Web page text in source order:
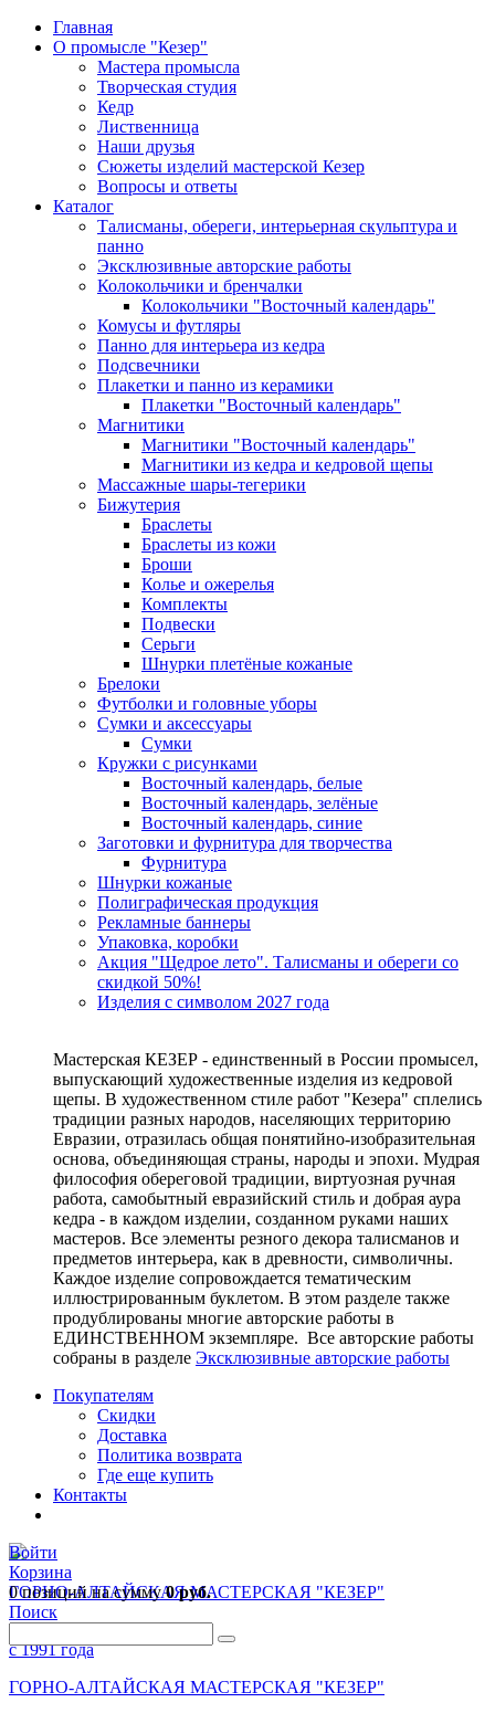
Главная
О промысле "Кезер"
Мастера промысла
Творческая студия
Кедр
Лиственница
Наши друзья
Сюжеты изделий мастерской Кезер
Вопросы и ответы
Каталог
Талисманы, обереги, интерьерная скульптура и
панно
Эксклюзивные авторские работы
Колокольчики и бренчалки
Колокольчики "Восточный календарь"
Комусы и футляры
Панно для интерьера из кедра
Подсвечники
Плакетки и панно из керамики
Плакетки "Восточный календарь"
Магнитики
Магнитики "Восточный календарь"
Магнитики из кедра и кедровой щепы
Массажные шары-тегерики
Бижутерия
Браслеты
Браслеты из кожи
Броши
Колье и ожерелья
Комплекты
Подвески
Серьги
Шнурки плетёные кожаные
Брелоки
Футболки и головные уборы
Сумки и аксессуары
Сумки
Кружки с рисунками
Восточный календарь, белые
Восточный календарь, зелёные
Восточный календарь, синие
Заготовки и фурнитура для творчества
Фурнитура
Шнурки кожаные
Полиграфическая продукция
Рекламные баннеры
Упаковка, коробки
Акция "Щедрое лето". Талисманы и обереги со
скидкой 50%!
Изделия с символом 2027 года
Мастерская КЕЗЕР - единственный в России промысел,
выпускающий художественные изделия из кедровой
щепы. В художественном стиле работ "Кезера" сплелись
традиции разных народов, населяющих территорию
Евразии, отразилась общая понятийно-изобразительная
основа, объединяющая страны, народы и эпохи. Мудрая
философия обереговой традиции, виртуозная ручная
работа, самобытный евразийский стиль и добрая аура
кедра - в каждом изделии, созданном руками наших
мастеров. Все элементы резного декора талисманов и
предметов интерьера, как в древности, символичны.
Каждое изделие сопровождается тематическим
иллюстрированным буклетом. В этом разделе также
продублированы многие авторские работы в
ЕДИНСТВЕННОМ экземпляре. Все авторские работы
собраны в разделе Эксклюзивные авторские работы
Покупателям
Скидки
Доставка
Политика возврата
Где еще купить
Контакты
Войти
Корзина
0 позицийна сумму0 руб.
Поиск
ГОРНО-АЛТАЙСКАЯ МАСТЕРСКАЯ "КЕЗЕР"
работаем
с 1991 года
ГОРНО-АЛТАЙСКАЯ МАСТЕРСКАЯ "КЕЗЕР"